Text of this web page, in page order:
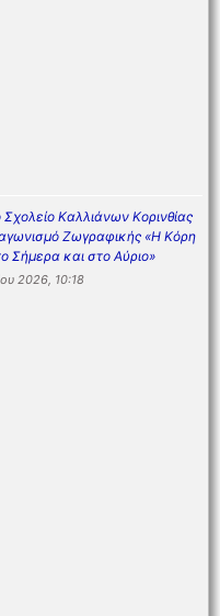
Σχολείο Καλλιάνων Κορινθίας
Ζωγραφικής «Η Κόρη
Σήμερα και στο Αύριο»
2026, 10:18